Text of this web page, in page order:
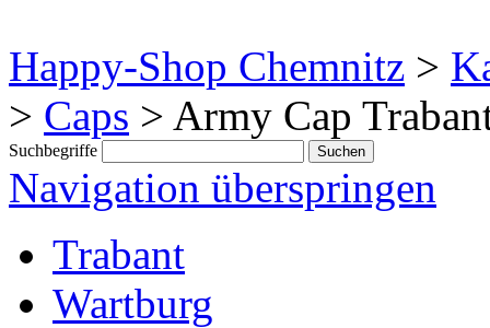
Happy-Shop Chemnitz >
> Caps > Army Cap
Suchbegriffe
Navigation überspringen
Trabant
Wartburg